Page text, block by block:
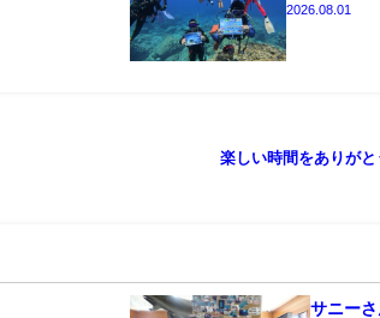
2026.08.01
楽しい時間をありがと
サニー